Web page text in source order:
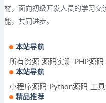
材，面向初级开发人员的学习交
能，共同进步。
本站导航
所有资源 源码实测 PHP源码
本站导航
小程序源码 Python源码 工
精品推荐